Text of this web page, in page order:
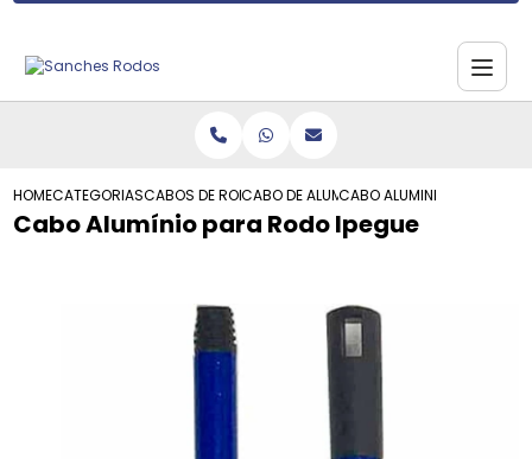
HOMECATEGORIASCABOS DE RODO DE ALUMINIO
CABO DE ALUMINIO RODOCABO ALUMINIO PARA RODO
Cabo Alumínio para Rodo Ipegue